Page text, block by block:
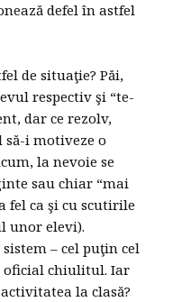
defel în astfel
de situaţie? Păi,
respectiv şi “te-
dar ce rezolv,
i motiveze o
la nevoie se
sau chiar “mai
fel ca şi cu scutirile
unor elevi).
– cel puţin cel
oficial chiulitul. Iar
la clasă?